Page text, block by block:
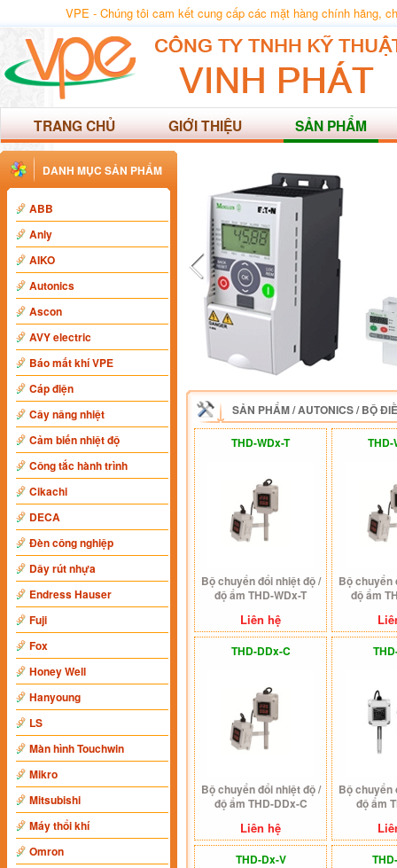
VPE - Chúng tôi cam kết cung cấp các mặt hàng chính hãng,
TRANG CHỦ GIỚI THIỆU SẢN PHẨM
DANH MỤC SẢN PHẨM
ABB
Anly
AIKO
Autonics
Ascon
AVY electric
Báo mất khí VPE
Cáp điện
Cây nâng nhiệt
Cảm biến nhiệt độ
Công tắc hành trình
Cikachi
DECA
Đèn công nghiệp
Dây rút nhựa
Endress Hauser
Fuji
Fox
Honey Well
Hanyoung
LS
Màn hình Touchwin
Mikro
Mitsubishi
Máy thổi khí
Omron
SẢN PHẨM/AUTONICS/BỘ
THD-WDx-T
Bộ chuyển đổi nhiệt độ /
độ ẩm THD-WDx-T
Liên hệ
THD-
Bộ chuyển
độ ẩm
THD-DDx-C
Bộ chuyển đổi nhiệt độ /
độ ẩm THD-DDx-C
Liên hệ
Bộ chuyển
độ ẩm
THD-Dx-V